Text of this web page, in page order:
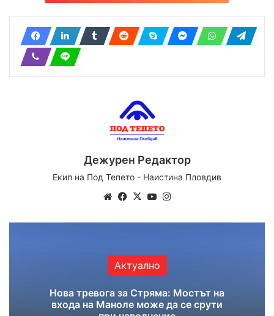
Дежурен Редактор
Екип на Под Тепето - Наистина Пловдив
We
te
Fa
bo
X
Yo
ub ra
Актуално
Нова тревога за Стряма: Мостът на
входа на Маноле може да се срути